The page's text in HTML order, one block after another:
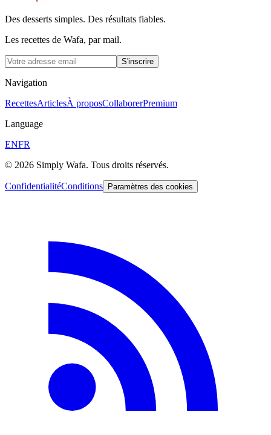
Des desserts simples. Des résultats fiables.
Les recettes de Wafa, par mail.
S'inscrire
Navigation
RecettesArticlesÀ proposCollaborerPremium
Language
ENFR
© 2026 Simply Wafa. Tous droits réservés.
ConfidentialitéConditions Paramètres des cookies